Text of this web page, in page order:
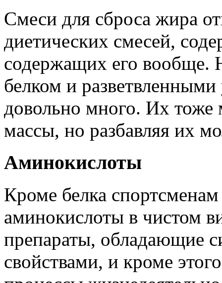
Смеси для сброса жира
диетических смесей,
содержащих его вообще.
белком и
довольно много. Их тоже
массы, но разбавляя их
Аминокислоты
Кроме белка
аминокислоты в чистом
препараты, обладающие
свойствами, и кроме